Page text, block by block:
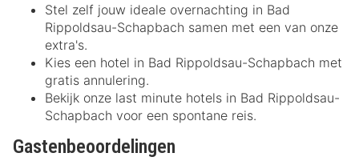
Stel zelf jouw ideale overnachting in Bad
Rippoldsau-Schapbach samen met een van onze
extra's.
Kies een hotel in Bad Rippoldsau-Schapbach met
gratis annulering.
Bekijk onze last minute hotels in Bad Rippoldsau-
Schapbach voor een spontane reis.
Gastenbeoordelingen